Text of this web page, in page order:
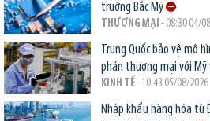
trường Bắc Mỹ
THƯƠNG MẠI - 08:30 04/
Trung Quốc bảo vệ mô
phán thương mại với Mỹ
KINH TẾ- 10:43 05/08/2026
Nhập khẩu hàng hóa từ